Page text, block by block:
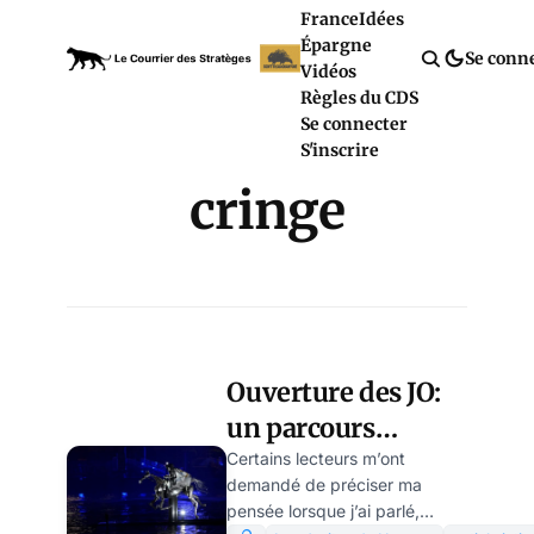
FranceIdées
Épargne
Vidéos
Règles du CDS
Se connecter
S'inscrire
Se
cringe
Ouverture des JO:
un parcours
initiatique du
« Queer » à
Certains lecteurs m’ont
demandé de préciser ma
pensée lorsque j’ai parlé,